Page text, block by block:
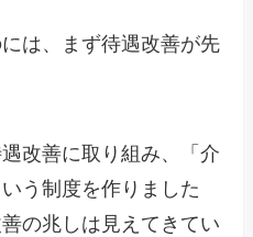
は、まず待遇改善が先
改善に取り組み、「介
う制度を作りました
の兆しは見えてきてい